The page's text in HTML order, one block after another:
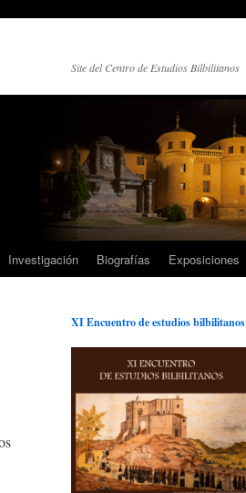
Site del Centro de Estudios Bilbilitanos
Investigación Biografías Exposiciones
XI Encuentro de estudios bilbilitanos